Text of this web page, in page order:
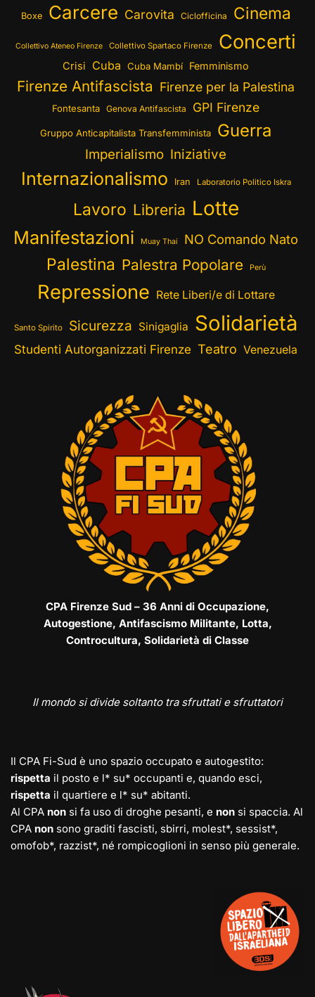
Boxe Carcere Carovita Ciclofficina Cinema
Collettivo Ateneo Firenze Collettivo Spartaco Firenze Concerti
Crisi Cuba Cuba Mambí Femminismo
Firenze Antifascista Firenze per la Palestina
Fontesanta Genova Antifascista GPI Firenze
Gruppo Anticapitalista Transfemminista Guerra
Imperialismo Iniziative
Internazionalismo Iran Laboratorio Politico Iskra
Lavoro Libreria Lotte
Manifestazioni Muay Thai NO Comando Nato
Palestina Palestra Popolare Perù
Repressione Rete Liberi/e di Lottare
Santo Spirito Sicurezza Sinigaglia Solidarietà
Studenti Autorganizzati Firenze Teatro Venezuela
CPA Firenze Sud – 36 Anni di Occupazione,
Autogestione, Antifascismo Militante, Lotta,
Controcultura, Solidarietà di Classe
Il mondo si divide soltanto tra sfruttati e sfruttatori
Il CPA Fi-Sud è uno spazio occupato e autogestito:
rispetta il posto e l* su* occupanti e, quando esci,
rispetta il quartiere e l* su* abitanti.
Al CPA non si fa uso di droghe pesanti, e non si spaccia. Al
CPA non sono graditi fascisti, sbirri, molest*, sessist*,
omofob*, razzist*, né rompicoglioni in senso più generale.